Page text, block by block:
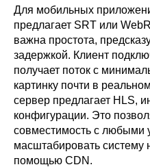
Для мобильных
предлагает SRT или
важна простота,
задержкой. Клиент
получает поток с
картинку почти в
сервер предлагает HLS,
конфигурации. Это
совместимость с любыми
масштабировать систему
помощью CDN.